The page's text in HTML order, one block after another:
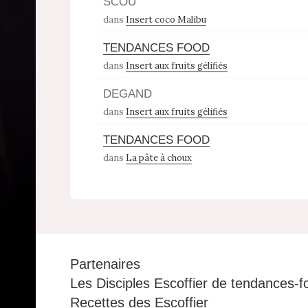
dans Insert coco Malibu
TENDANCES FOOD
dans Insert aux fruits gélifiés
DEGAND
dans Insert aux fruits gélifiés
TENDANCES FOOD
dans La pâte à choux
Partenaires
Les Disciples Escoffier de tendances-
Recettes des Escoffier